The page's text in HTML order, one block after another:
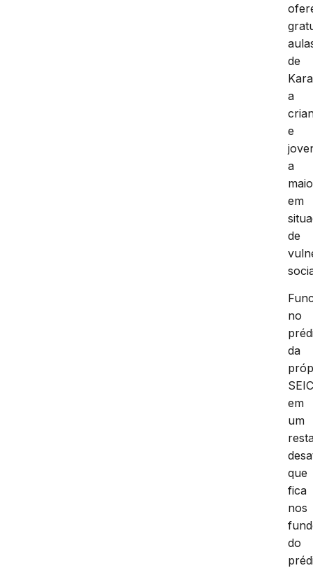
de
a
e
a
em
de
no
da
em
um
que
fica
nos
do